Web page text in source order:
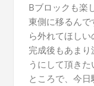
Bブロックも楽
東側に移るん
ら外れてほしい
完成後もあま
うにして頂きた
ところで、今